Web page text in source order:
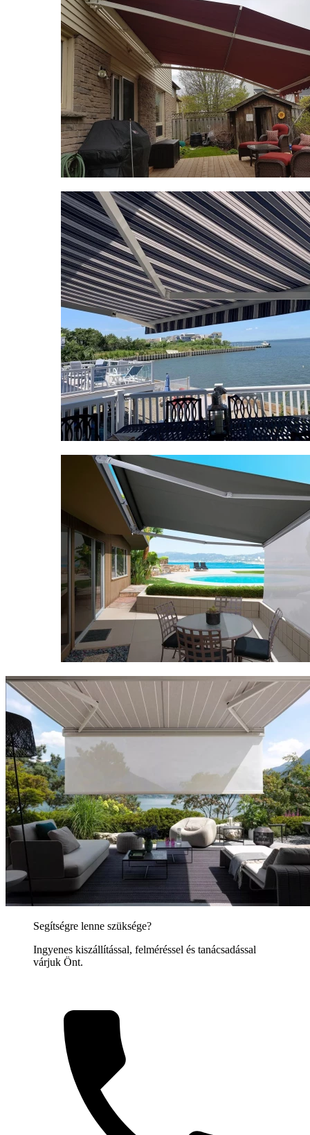
Segítségre lenne szüksége?
Ingyenes kiszállítással, felméréssel és tanácsadással
várjuk Önt.